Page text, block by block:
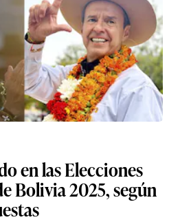
en las Elecciones
Bolivia 2025, según